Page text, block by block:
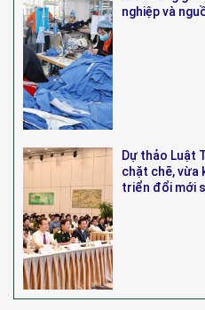
nghiệp và
Dự thảo Luật
chặt chẽ, vừa
triển đổi mới